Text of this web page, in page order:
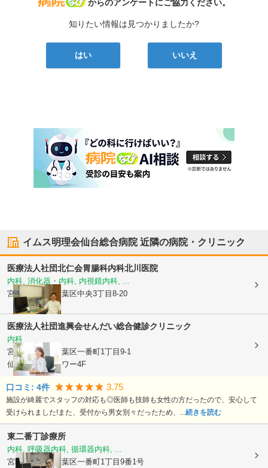
からのアンケートにご協力ください。
知りたい情報は見つかりましたか?
はい いいえ
イムス明理会仙台総合病院近隣の病院・クリニック
医療法人社団北仁会胃腸科内科北川医院
内科, 消化器・内科, 内視鏡内科, ...
宮城県仙台市青葉区中央3丁目8-20
医療法人社団進興会せんだい総合健診クリニック
内科
宮城県仙台市青葉区一番町1丁目9-1
仙台トラストタワー4F
口コミ: 4件 3.75
施設が綺麗でスタッフの対応も◎医師も技師も女性の方だったので、安心して
受けられました!また、受付から男女別々だったため、... 続きを読む
東二番丁診療所
内科, 呼吸器内科, 循環器内科, ...
宮城県仙台市青葉区一番町1丁目9番1号